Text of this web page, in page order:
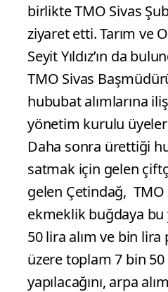
birlikte TMO Sivas
ziyaret etti. Tarım ve
Seyit Yıldız’ın da
TMO Sivas
hububat alımlarına
yönetim kurulu
Daha sonra ürettiği
satmak için gelen
gelen Çetindağ,
ekmeklik buğdaya bu
50 lira alım ve bin
üzere toplam 7 bin
yapılacağını, arpa